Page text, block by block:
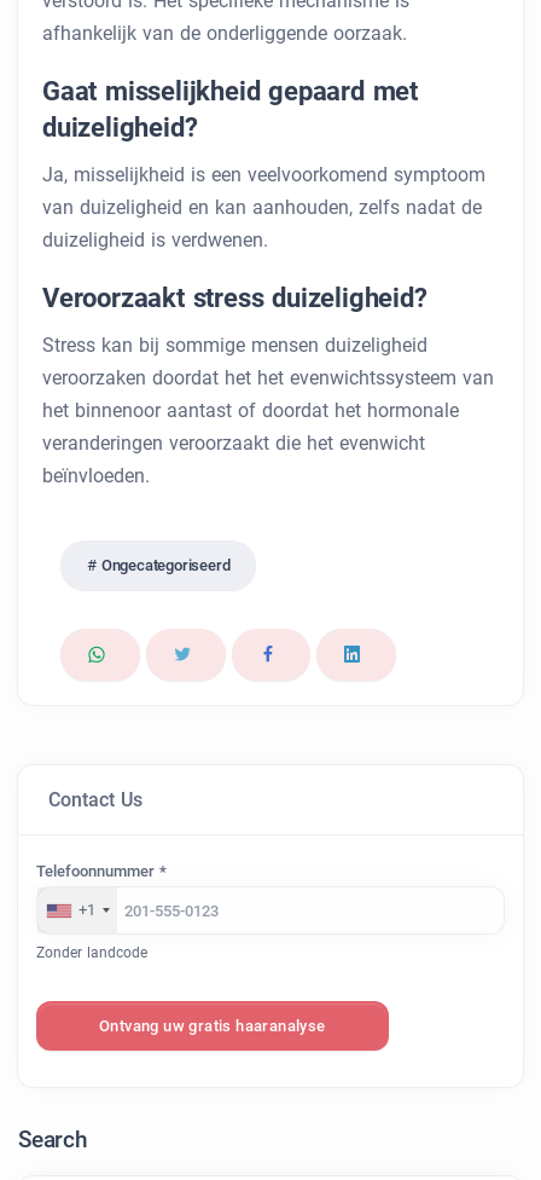
afhankelijk van de onderliggende oorzaak.
Gaat misselijkheid gepaard met
duizeligheid?
Ja, misselijkheid is een veelvoorkomend symptoom
van duizeligheid en kan aanhouden, zelfs nadat de
duizeligheid is verdwenen.
Veroorzaakt stress duizeligheid?
Stress kan bij sommige mensen duizeligheid
veroorzaken doordat het het evenwichtssysteem van
het binnenoor aantast of doordat het hormonale
veranderingen veroorzaakt die het evenwicht
beïnvloeden.
Ongecategoriseerd
Contact Us
Telefoonnummer *
+1
Zonder landcode
Ontvang uw gratis haaranalyse
Search